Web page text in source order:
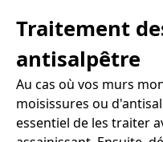
Traitement
antisalpêtre
Au cas où vos murs
moisissures ou
essentiel de les traiter